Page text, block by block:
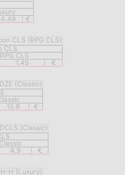
4.49 €
CLS
RPG CLS
1.49 €
15.9 €
Classic
4.9 €